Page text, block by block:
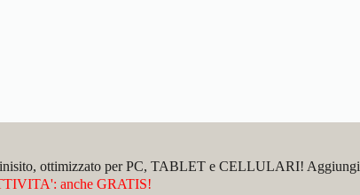
ottimizzato per PC, TABLET e CELLULARI!
anche GRATIS!